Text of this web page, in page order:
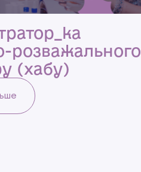
розважального
(хабу)